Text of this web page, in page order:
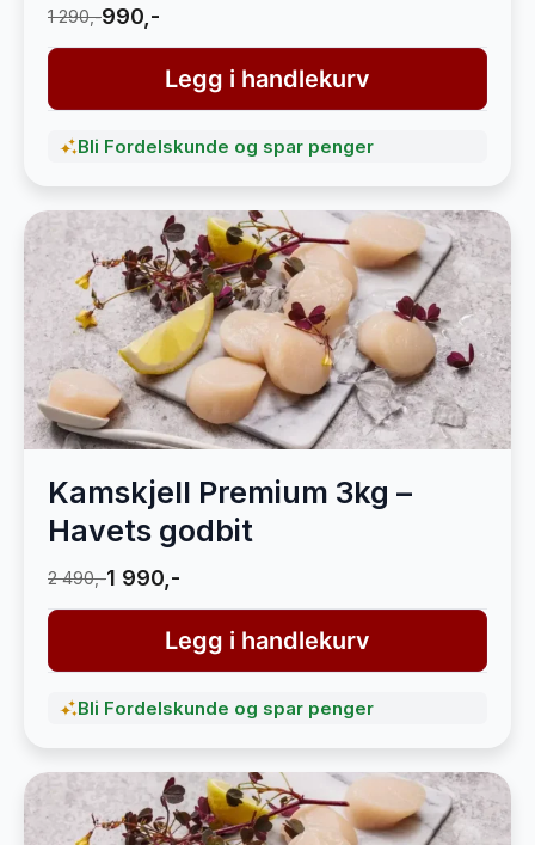
1 290,-990,-
Legg i handlekurv
Bli Fordelskunde og spar penger
Kamskjell Premium 3kg –
Havets godbit
2 490,-1 990,-
Legg i handlekurv
Bli Fordelskunde og spar penger